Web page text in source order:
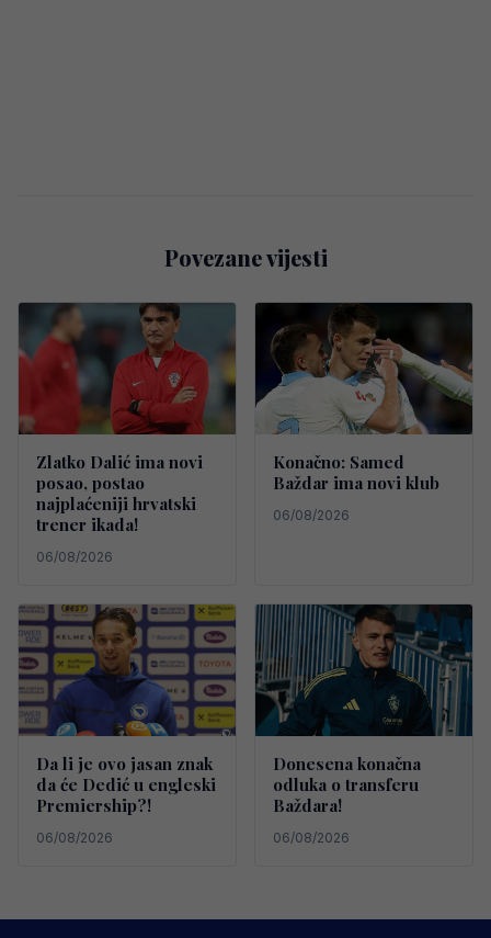
Povezane vijesti
Zlatko Dalić ima novi
posao, postao
najplaćeniji hrvatski
trener ikada!
06/08/2026
Konačno: Samed
Baždar ima novi klub
06/08/2026
Da li je ovo jasan znak
da će Dedić u engleski
Premiership?!
06/08/2026
Donesena konačna
odluka o transferu
Baždara!
06/08/2026